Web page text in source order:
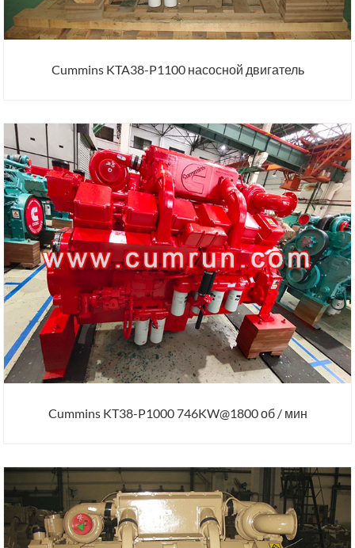
Cummins KTA38-P1100 насосной двигатель
Cummins KT38-P1000 746KW@1800 об / мин